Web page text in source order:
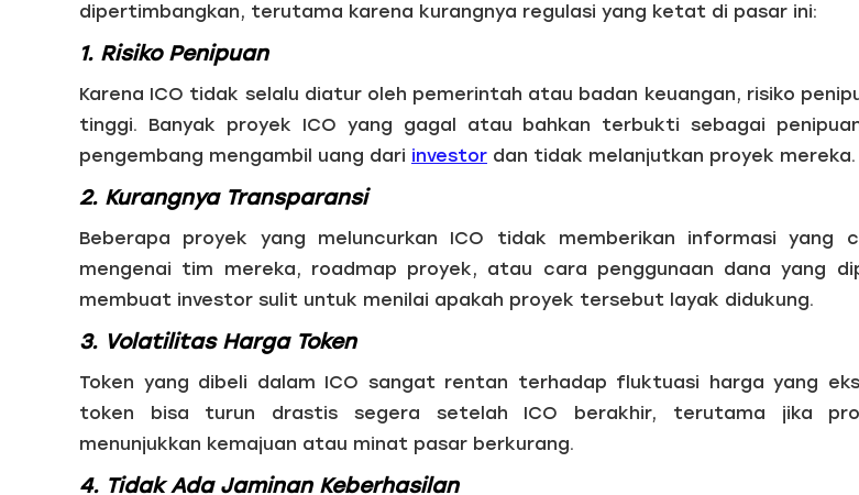
dipertimbangkan, terutama karena kurangnya regulasi yang ketat di pasar ini:
1. Risiko Penipuan
Karena ICO tidak selalu diatur oleh pemerintah atau badan keuangan, risiko
tinggi. Banyak proyek ICO yang gagal atau bahkan terbukti sebagai
pengembang mengambil uang dari investor dan tidak melanjutkan proyek mereka.
2. Kurangnya Transparansi
Beberapa proyek yang meluncurkan ICO tidak memberikan informasi yang
mengenai tim mereka, roadmap proyek, atau cara penggunaan dana yang
membuat investor sulit untuk menilai apakah proyek tersebut layak didukung.
3. Volatilitas Harga Token
Token yang dibeli dalam ICO sangat rentan terhadap fluktuasi harga yang
token bisa turun drastis segera setelah ICO berakhir, terutama jika
menunjukkan kemajuan atau minat pasar berkurang.
4. Tidak Ada Jaminan Keberhasilan